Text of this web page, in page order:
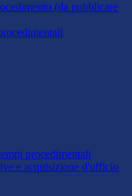
(da pubblicare
procedimentali
e acquisizione d'ufficio